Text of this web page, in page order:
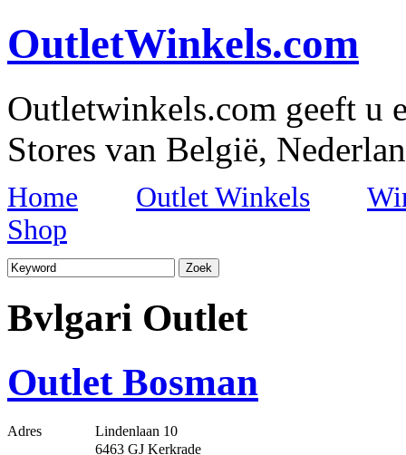
OutletWinkels.com
Outletwinkels.com geeft u
Stores van België,
Home Outlet Winkels
Shop
Bvlgari Outlet
Outlet Bosman
Adres
Lindenlaan 10
6463 GJ Kerkrade